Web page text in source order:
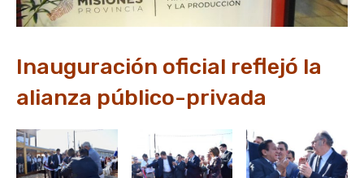
Inauguración oficial reflejó la
alianza público-privada